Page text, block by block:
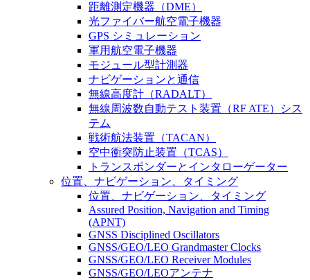
距離測定機器（DME）
光ファイバー航空電子機器
GPS シミュレーション
軍用航空電子機器
モジュール型計測器
ナビゲーションと通信
無線高度計（RADALT）
無線周波数自動テスト装置（RF ATE）シス
テム
戦術航法装置（TACAN）
空中衝突防止装置（TCAS）
トランスポンダーとインタローゲーター
位置、ナビゲーション、タイミング
位置、ナビゲーション、タイミング
Assured Position, Navigation and Timing
(APNT)
GNSS Disciplined Oscillators
GNSS/GEO/LEO Grandmaster Clocks
GNSS/GEO/LEO Receiver Modules
GNSS/GEO/LEOアンテナ